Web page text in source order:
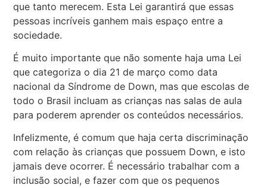
que tanto merecem. Esta Lei garantirá que essas
pessoas incríveis ganhem mais espaço entre a
sociedade.
É muito importante que não somente haja uma Lei
que categoriza o dia 21 de março como data
nacional da Síndrome de Down, mas que escolas de
todo o Brasil incluam as crianças nas salas de aula
para poderem aprender os conteúdos necessários.
Infelizmente, é comum que haja certa discriminação
com relação às crianças que possuem Down, e isto
jamais deve ocorrer. É necessário trabalhar com a
inclusão social, e fazer com que os pequenos